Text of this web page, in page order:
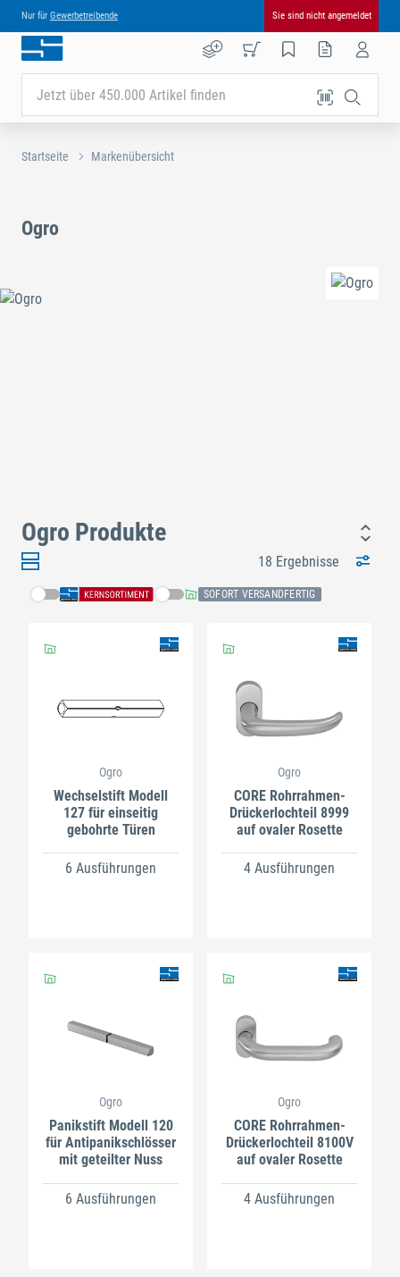
Nur für Gewerbetreibende Sie sind nicht angemeldet
Jetzt über 450.000 Artikel finden
Startseite Markenübersicht
Ogro
Ogro Produkte
18 Ergebnisse
SOFORT VERSANDFERTIG
Ogro
Wechselstift Modell
127 für einseitig
gebohrte Türen
6 Ausführungen
Ogro
CORE Rohrrahmen-
Drückerlochteil 8999
auf ovaler Rosette
4 Ausführungen
Ogro
Panikstift Modell 120
für Antipanikschlösser
mit geteilter Nuss
6 Ausführungen
Ogro
CORE Rohrrahmen-
Drückerlochteil 8100V
auf ovaler Rosette
4 Ausführungen